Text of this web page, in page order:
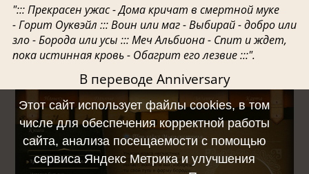
"::: Прекрасен ужас - Дома кричат в смертной муке
- Горит Оуквэйл :::Воин или маг - Выбирай - добро или
зло - Борода или усы :::Меч Альбиона - Спит и ждет,
пока истинная кровь - Обагрит его лезвие :::".
В переводе Anniversary
Этот сайт использует файлы cookies, в том
числе для обеспечения корректной работы
сайта, анализа посещаемости с помощью
сервиса Яндекс Метрика и улучшения